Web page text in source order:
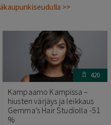
>>
420
Kampaamo Kampissa –
hiusten värjäys ja leikkaus
Gemma’s Hair Studiolla -51
%